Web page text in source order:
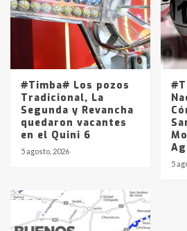
#Timba# Los pozos
Tradicional, La
Segunda y Revancha
quedaron vacantes
en el Quini 6
5 agosto, 2026
5